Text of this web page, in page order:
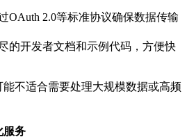
OAuth 2.0等标准协议确保数据传输
的开发者文档和示例代码，方便快
不适合需要处理大规模数据或高频
服务